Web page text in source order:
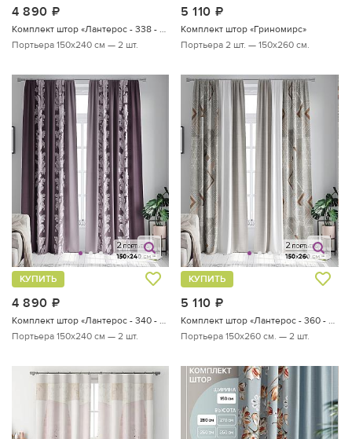
4 890
Комплект штор «Лантерос - 338 - 240 см»
Портьера 150х240 см — 2 шт.
5 110
Комплект штор «Гриномирс»
Портьера 2 шт. — 150х260 см.
4 890
КУПИТЬ
Комплект штор «Лантерос - 340 - 240 см»
Портьера 150х240 см — 2 шт.
5 110
КУПИТЬ
Комплект штор «Лантерос - 360 - 260 см»
Портьера 150х260 см. — 2 шт.